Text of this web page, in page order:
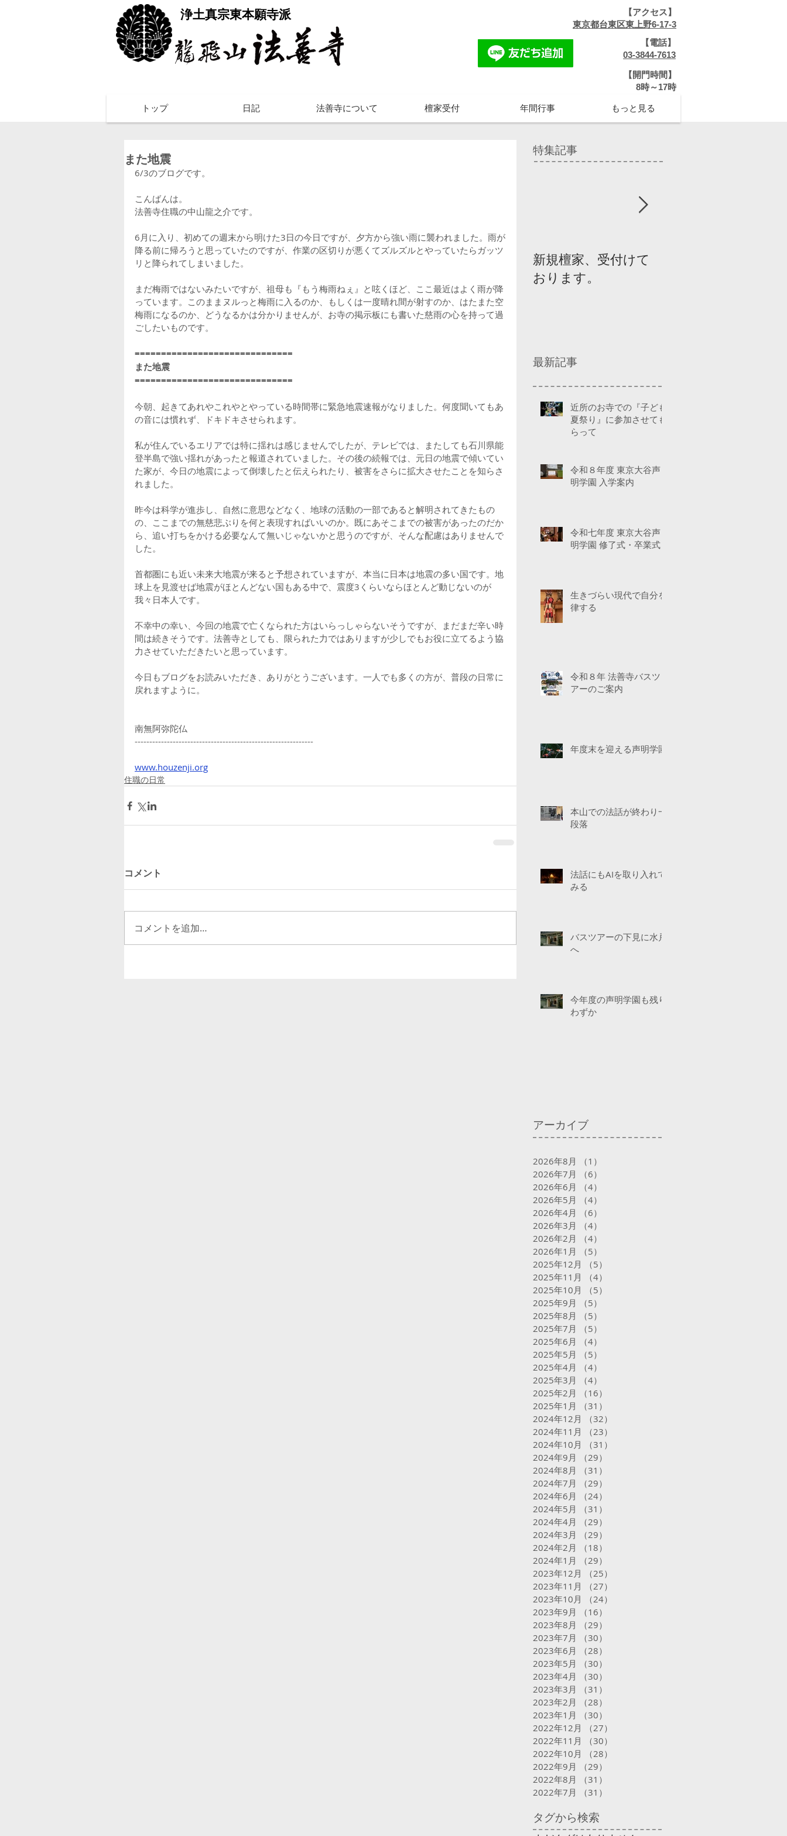
​浄土真宗東本願寺派
【アクセス】
東京都台東区東上野6-17-3
【電話】
03-3844-7613
【開門時間】
​8時～17時
トップ 日記 法善寺について 檀家受付 年間行事 もっと見る
また地震
6/3のブログです。
こんばんは。
法善寺住職の中山龍之介です。
6月に入り、初めての週末から明けた3日の今日ですが、夕方から強い雨に襲われました。雨が
降る前に帰ろうと思っていたのですが、作業の区切りが悪くてズルズルとやっていたらガッツ
リと降られてしまいました。
まだ梅雨ではないみたいですが、祖母も『もう梅雨ねぇ』と呟くほど、ここ最近はよく雨が降
っています。このままヌルっと梅雨に入るのか、もしくは一度晴れ間が射すのか、はたまた空
梅雨になるのか、どうなるかは分かりませんが、お寺の掲示板にも書いた慈雨の心を持って過
ごしたいものです。
==============================
また地震
==============================
今朝、起きてあれやこれやとやっている時間帯に緊急地震速報がなりました。何度聞いてもあ
の音には慣れず、ドキドキさせられます。
私が住んでいるエリアでは特に揺れは感じませんでしたが、テレビでは、またしても石川県能
登半島で強い揺れがあったと報道されていました。その後の続報では、元日の地震で傾いてい
た家が、今日の地震によって倒壊したと伝えられたり、被害をさらに拡大させたことを知らさ
れました。
昨今は科学が進歩し、自然に意思などなく、地球の活動の一部であると解明されてきたもの
の、ここまでの無慈悲ぶりを何と表現すればいいのか。既にあそこまでの被害があったのだか
ら、追い打ちをかける必要なんて無いじゃないかと思うのですが、そんな配慮はありませんで
した。
首都圏にも近い未来大地震が来ると予想されていますが、本当に日本は地震の多い国です。地
球上を見渡せば地震がほとんどない国もある中で、震度3くらいならほとんど動じないのが
我々日本人です。
不幸中の幸い、今回の地震で亡くなられた方はいらっしゃらないそうですが、まだまだ辛い時
間は続きそうです。法善寺としても、限られた力ではありますが少しでもお役に立てるよう協
力させていただきたいと思っています。
今日もブログをお読みいただき、ありがとうございます。一人でも多くの方が、普段の日常に
戻れますように。
南無阿弥陀仏
-------------------------------------------------------------
www.houzenji.org
住職の日常
コメント
コメントを追加…
特集記事
新規檀家、受付けて
おります。
最新記事
近所のお寺での『子ども
夏祭り』に参加させても
らって
令和８年度 東京大谷声
明学園 入学案内
令和七年度 東京大谷声
明学園 修了式・卒業式
生きづらい現代で自分を
律する
令和８年 法善寺バスツ
アーのご案内
年度末を迎える声明学園
本山での法話が終わり一
段落
法話にもAIを取り入れて
みる
バスツアーの下見に水戸
へ
今年度の声明学園も残り
わずか
アーカイブ
2026年8月 （1）
2026年7月
（6）
2026年6月
（4）
2026年5月
（4）
2026年4月
（6）
2026年3月
（4）
2026年2月
（4）
2026年1月
（5）
2025年12月
（5）
2025年11月
（4）
2025年10月
（5）
2025年9月
（5）
2025年8月
（5）
2025年7月
（5）
2025年6月
（4）
2025年5月
（5）
2025年4月
（4）
2025年3月
（4）
2025年2月
（16）
2025年1月
（31）
2024年12月
（32）
2024年11月
（23）
2024年10月
（31）
2024年9月
（29）
2024年8月
（31）
2024年7月
（29）
2024年6月
（24）
2024年5月
（31）
2024年4月
（29）
2024年3月
（29）
2024年2月
（18）
2024年1月
（29）
2023年12月
（25）
2023年11月
（27）
2023年10月
（24）
2023年9月
（16）
2023年8月
（29）
2023年7月
（30）
2023年6月
（28）
2023年5月
（30）
2023年4月
（30）
2023年3月
（31）
2023年2月
（28）
2023年1月
（30）
2022年12月
（27）
2022年11月
（30）
2022年10月
（28）
2022年9月
（29）
2022年8月
（31）
2022年7月
（31）
タグから検索